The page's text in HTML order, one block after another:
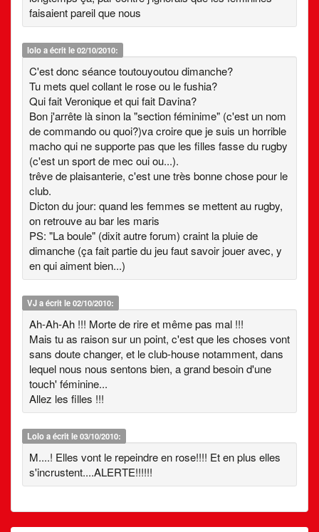
faisaient pareil que nous
loloa écrit le 02/10/2010:
C'est donc séance toutouyoutou dimanche?
Tu mets quel collant le rose ou le fushia?
Qui fait Veronique et qui fait Davina?
Bon j'arrête là sinon la "section féminime" (c'est un nom
de commando ou quoi?)va croire que je suis un horrible
macho qui ne supporte pas que les filles fasse du rugby
(c'est un sport de mec oui ou...).
trêve de plaisanterie, c'est une très bonne chose pour le
club.
Dicton du jour: quand les femmes se mettent au rugby,
on retrouve au bar les maris
PS: "La boule" (dixit autre forum) craint la pluie de
dimanche (ça fait partie du jeu faut savoir jouer avec, y
en qui aiment bien...)
VJa écrit le 02/10/2010:
Ah-Ah-Ah !!! Morte de rire et même pas mal !!!
Mais tu as raison sur un point, c'est que les choses vont
sans doute changer, et le club-house notamment, dans
lequel nous nous sentons bien, a grand besoin d'une
touch' féminine...
Allez les filles !!!
Loloa écrit le 03/10/2010:
M....! Elles vont le repeindre en rose!!!! Et en plus elles
s'incrustent....ALERTE!!!!!!